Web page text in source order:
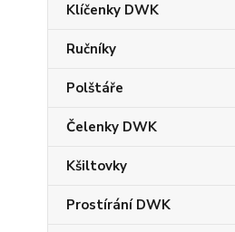
Klíčenky DWK
Ručníky
Polštáře
Čelenky DWK
Kšiltovky
Prostírání DWK